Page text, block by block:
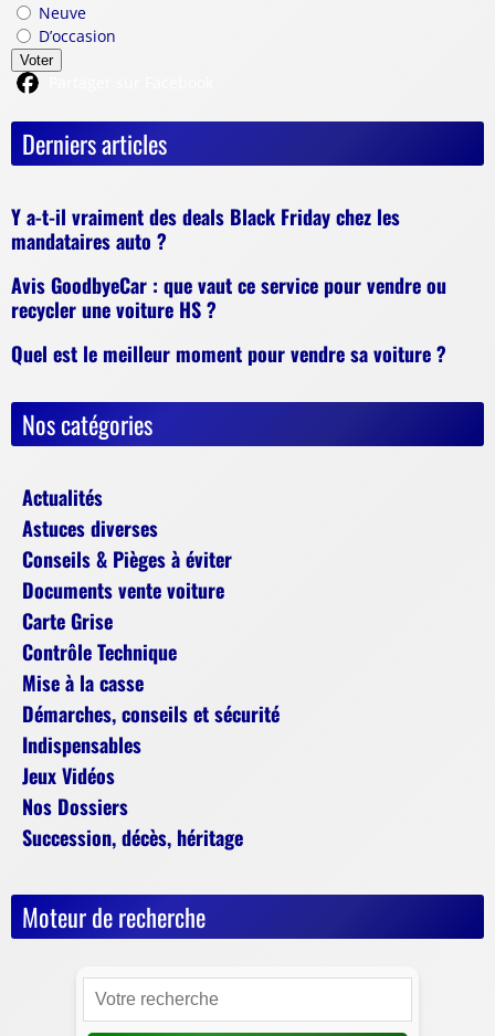
Neuve
D’occasion
Voter
Derniers articles
Y a-t-il vraiment des deals Black Friday chez les
mandataires auto ?
Avis GoodbyeCar : que vaut ce service pour vendre ou
recycler une voiture HS ?
Quel est le meilleur moment pour vendre sa voiture ?
Nos catégories
Actualités
Astuces diverses
Conseils & Pièges à éviter
Documents vente voiture
Carte Grise
Contrôle Technique
Mise à la casse
Démarches, conseils et sécurité
Indispensables
Jeux Vidéos
Nos Dossiers
Succession, décès, héritage
Moteur de recherche